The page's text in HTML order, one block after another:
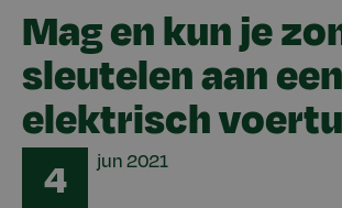
Mag en kun je
sleutelen aan een
elektrisch
4 jun2021